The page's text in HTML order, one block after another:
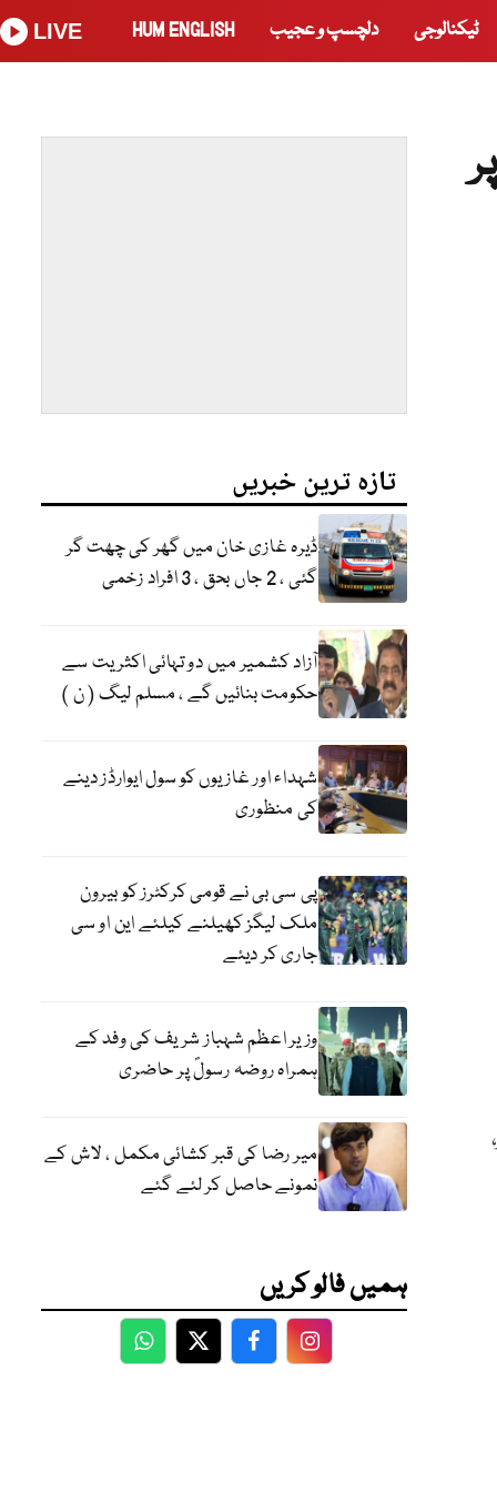
ٹیکنالوجی دلچسپ و عجیب HUM ENGLISH
LIVE
تازہ ترین خبریں
ڈیرہ غازی خان میں گھر کی چھت گر
گئی ، 2 جاں بحق ، 3 افراد زخمی
آزاد کشمیر میں دو تہائی اکثریت سے
حکومت بنائیں گے ، مسلم لیگ ( ن )
شہداء اور غازیوں کو سول ایوارڈز دینے
کی منظوری
پی سی بی نے قومی کرکٹرز کو بیرون
ملک لیگز کھیلنے کیلئے این او سی
جاری کر دیئے
وزیر اعظم شہباز شریف کی وفد کے
ہمراہ روضہ رسولؐ پر حاضری
میر رضا کی قبر کشائی مکمل ، لاش کے
نمونے حاصل کر لئے گئے
ہمیں فالو کریں
WhatsApp
TwitterFacebookFacebook